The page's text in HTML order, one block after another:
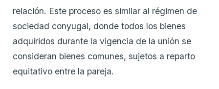
relación. Este proceso es similar al régimen de
sociedad conyugal, donde todos los bienes
adquiridos durante la vigencia de la unión se
consideran bienes comunes, sujetos a reparto
equitativo entre la pareja.